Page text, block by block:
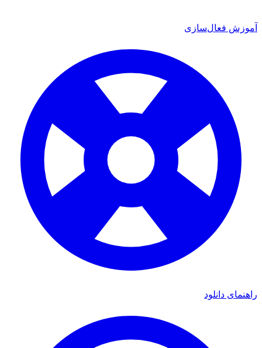
فعال‌سازی
دانلود